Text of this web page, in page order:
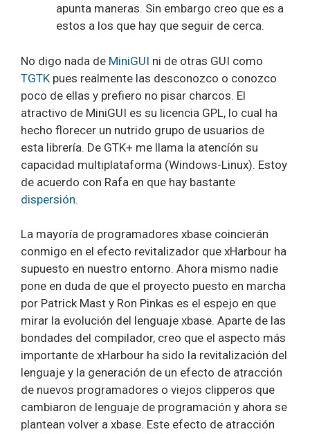
apunta maneras. Sin embargo creo que es a
estos a los que hay que seguir de cerca.
No digo nada de MiniGUI ni de otras GUI como
TGTK pues realmente las desconozco o conozco
poco de ellas y prefiero no pisar charcos. El
atractivo de MiniGUI es su licencia GPL, lo cual ha
hecho florecer un nutrido grupo de usuarios de
esta librería. De GTK+ me llama la atencíón su
capacidad multiplataforma (Windows-Linux). Estoy
de acuerdo con Rafa en que hay bastante
dispersión.
La mayoría de programadores xbase coincierán
conmigo en el efecto revitalizador que xHarbour ha
supuesto en nuestro entorno. Ahora mismo nadie
pone en duda de que el proyecto puesto en marcha
por Patrick Mast y Ron Pinkas es el espejo en que
mirar la evolución del lenguaje xbase. Aparte de las
bondades del compilador, creo que el aspecto más
importante de xHarbour ha sido la revitalización del
lenguaje y la generación de un efecto de atracción
de nuevos programadores o viejos clipperos que
cambiaron de lenguaje de programación y ahora se
plantean volver a xbase. Este efecto de atracción